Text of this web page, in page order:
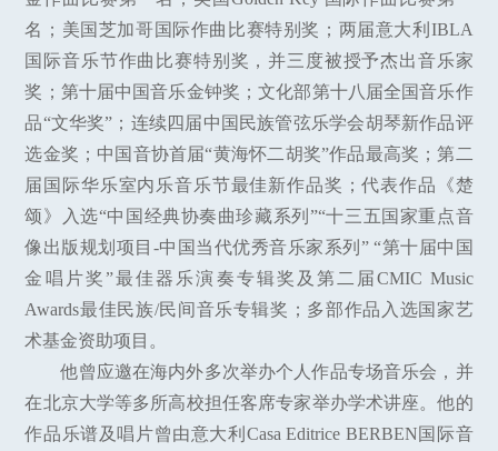
名；美国芝加哥国际作曲比赛特别奖；两届意大利IBLA
国际音乐节作曲比赛特别奖，并三度被授予杰出音乐家
奖；第十届中国音乐金钟奖；文化部第十八届全国音乐作
品“文华奖”；连续四届中国民族管弦乐学会胡琴新作品评
选金奖；中国音协首届“黄海怀二胡奖”作品最高奖；第二
届国际华乐室内乐音乐节最佳新作品奖；代表作品《楚
颂》入选“中国经典协奏曲珍藏系列”“十三五国家重点音
像出版规划项目-中国当代优秀音乐家系列” “第十届中国
金唱片奖”最佳器乐演奏专辑奖及第二届CMIC Music
Awards最佳民族/民间音乐专辑奖；多部作品入选国家艺
术基金资助项目。
他曾应邀在海内外多次举办个人作品专场音乐会，并
在北京大学等多所高校担任客席专家举办学术讲座。他的
作品乐谱及唱片曾由意大利Casa Editrice BERBEN国际音